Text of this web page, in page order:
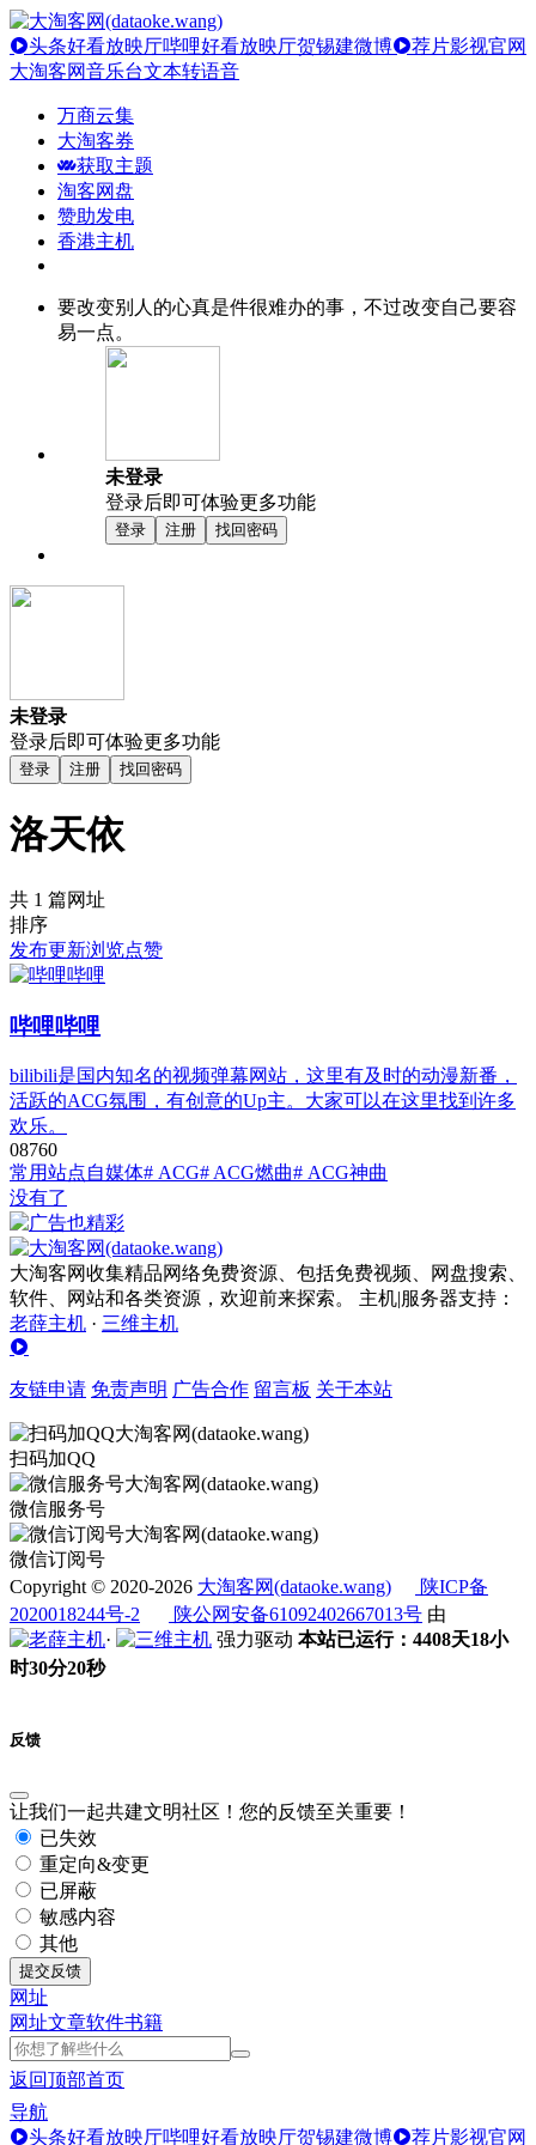
头条好看放映厅哔哩好看放映厅贺锡建微博
荐片影视官网
大淘客网音乐台文本转语音
万商云集
大淘客券
获取主题
淘客网盘
赞助发电
香港主机
要改变别人的心真是件很难办的事，不过改变自己要容
易一点。
未登录
登录后即可体验更多功能
登录 注册 找回密码
未登录
登录后即可体验更多功能
登录 注册 找回密码
洛天依
共 1 篇网址
排序
发布更新浏览点赞
哔哩哔哩
bilibili是国内知名的视频弹幕网站，这里有及时的动漫新番，
活跃的ACG氛围，有创意的Up主。大家可以在这里找到许多
欢乐。
08760
常用站点自媒体# ACG# ACG燃曲# ACG神曲
没有了
大淘客网收集精品网络免费资源、包括免费视频、网盘搜索、
软件、网站和各类资源，欢迎前来探索。 主机|服务器支持：
老薛主机 · 三维主机
友链申请 免责声明 广告合作 留言板 关于本站
扫码加QQ
微信服务号
微信订阅号
Copyright © 2020-2026 大淘客网(dataoke.wang)
陕ICP备
2020018244号-2
陕公网安备61092402667013号 由
·
强力驱动 本站已运行：4408天18小
时30分21秒
反馈
让我们一起共建文明社区！您的反馈至关重要！
已失效
重定向&变更
已屏蔽
敏感内容
其他
提交反馈
网址
网址文章软件书籍
返回顶部首页
导航
头条好看放映厅哔哩好看放映厅贺锡建微博 荐片影视官网